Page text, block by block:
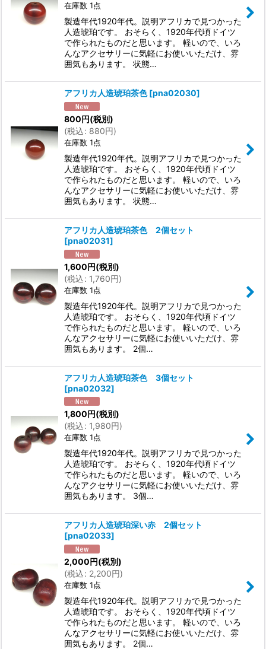
在庫数 1点
製造年代1920年代。説明アフリカで見つかった
人造琥珀です。 おそらく、1920年代頃ドイツ
で作られたものだと思います。 軽いので、いろ
んなアクセサリーに気軽にお使いいただけ、雰
囲気もあります。 状態…
アフリカ人造琥珀茶色 [pna02030]
800円(税別)
(税込: 880円)
在庫数 1点
製造年代1920年代。説明アフリカで見つかった
人造琥珀です。 おそらく、1920年代頃ドイツ
で作られたものだと思います。 軽いので、いろ
んなアクセサリーに気軽にお使いいただけ、雰
囲気もあります。 状態…
アフリカ人造琥珀茶色 2個セット
[pna02031]
1,600円(税別)
(税込: 1,760円)
在庫数 1点
製造年代1920年代。説明アフリカで見つかった
人造琥珀です。 おそらく、1920年代頃ドイツ
で作られたものだと思います。 軽いので、いろ
んなアクセサリーに気軽にお使いいただけ、雰
囲気もあります。 2個…
アフリカ人造琥珀茶色 3個セット
[pna02032]
1,800円(税別)
(税込: 1,980円)
在庫数 1点
製造年代1920年代。説明アフリカで見つかった
人造琥珀です。 おそらく、1920年代頃ドイツ
で作られたものだと思います。 軽いので、いろ
んなアクセサリーに気軽にお使いいただけ、雰
囲気もあります。 3個…
アフリカ人造琥珀深い赤 2個セット
[pna02033]
2,000円(税別)
(税込: 2,200円)
在庫数 1点
製造年代1920年代。説明アフリカで見つかった
人造琥珀です。 おそらく、1920年代頃ドイツ
で作られたものだと思います。 軽いので、いろ
んなアクセサリーに気軽にお使いいただけ、雰
囲気もあります。 2個…